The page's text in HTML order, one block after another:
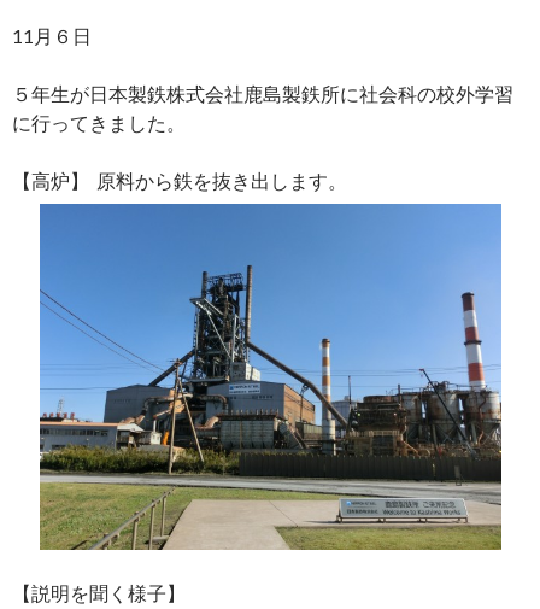
11月６日
５年生が日本製鉄株式会社鹿島製鉄所に社会科の校外学習
に行ってきました。
【高炉】 原料から鉄を抜き出します。
【説明を聞く様子】